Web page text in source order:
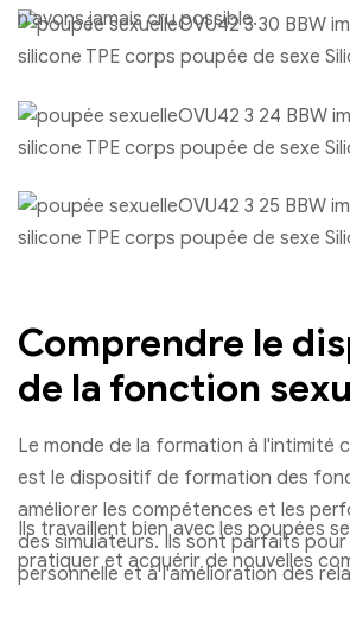
n'avons jamais cru possible.
Comprendre le
de la fonction
Le monde de la formation à l'intimité
est le dispositif de formation des
améliorer les compétences et les
des simulateurs. Ils sont parfaits
personnelle et à l'amélioration des
Ils travaillent bien avec les poupées
pratiquer et acquérir de nouvelles